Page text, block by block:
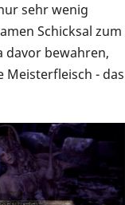
sehr wenig
Schicksal zum
davor bewahren,
Meisterfleisch - das